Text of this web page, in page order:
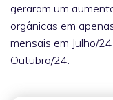
geraram um
orgânicas em
mensais em Julho/
Outubro/24.